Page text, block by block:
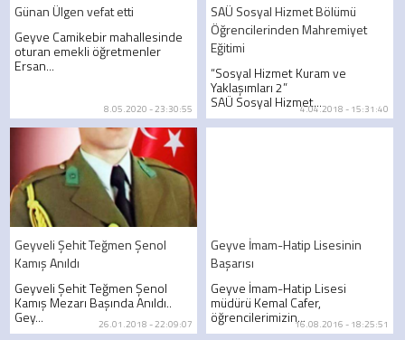
Günan Ülgen vefat etti
Geyve Camikebir mahallesinde
oturan emekli öğretmenler
Ersan...
8.05.2020 - 23:30:55
SAÜ Sosyal Hizmet Bölümü
Öğrencilerinden Mahremiyet
Eğitimi
“Sosyal Hizmet Kuram ve
Yaklaşımları 2”
SAÜ Sosyal Hizmet...4.04.2018 - 15:31:40
Geyveli Şehit Teğmen Şenol
Kamış Anıldı
Geyveli Şehit Teğmen Şenol
Kamış Mezarı Başında Anıldı..
Gey... 26.01.2018 - 22:09:07
Geyve İmam-Hatip Lisesinin
Başarısı
Geyve İmam-Hatip Lisesi
müdürü Kemal Cafer,
öğrencilerimizin...16.08.2016 - 18:25:51